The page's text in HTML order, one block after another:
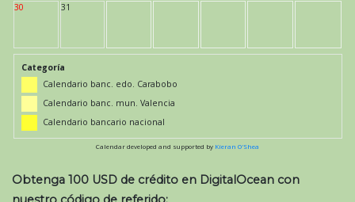
30 31
Categoría
Calendario banc. edo. Carabobo
Calendario banc. mun. Valencia
Calendario bancario nacional
Calendar developed and supported by Kieran O'Shea
Obtenga 100 USD de crédito en DigitalOcean con